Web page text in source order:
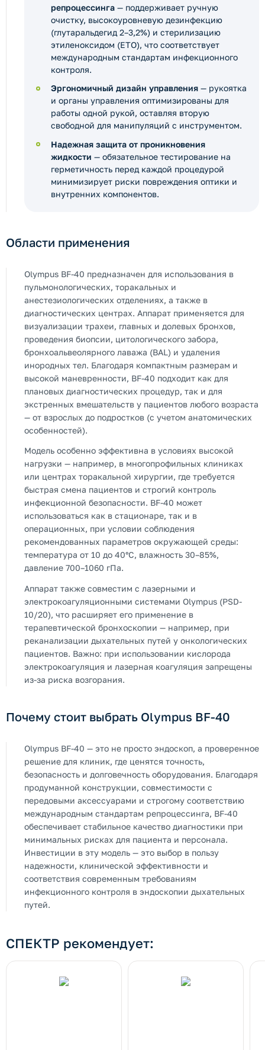
репроцессинга — поддерживает ручную
очистку, высокоуровневую дезинфекцию
(глутаральдегид 2–3,2%) и стерилизацию
этиленоксидом (ETO), что соответствует
международным стандартам инфекционного
контроля.
Эргономичный дизайн управления — рукоятка
и органы управления оптимизированы для
работы одной рукой, оставляя вторую
свободной для манипуляций с инструментом.
Надежная защита от проникновения
жидкости — обязательное тестирование на
герметичность перед каждой процедурой
минимизирует риски повреждения оптики и
внутренних компонентов.
Области применения
Olympus BF-40 предназначен для использования в
пульмонологических, торакальных и
анестезиологических отделениях, а также в
диагностических центрах. Аппарат применяется для
визуализации трахеи, главных и долевых бронхов,
проведения биопсии, цитологического забора,
бронхоальвеолярного лаважа (BAL) и удаления
инородных тел. Благодаря компактным размерам и
высокой маневренности, BF-40 подходит как для
плановых диагностических процедур, так и для
экстренных вмешательств у пациентов любого возраста
— от взрослых до подростков (с учетом анатомических
особенностей).
Модель особенно эффективна в условиях высокой
нагрузки — например, в многопрофильных клиниках
или центрах торакальной хирургии, где требуется
быстрая смена пациентов и строгий контроль
инфекционной безопасности. BF-40 может
использоваться как в стационаре, так и в
операционных, при условии соблюдения
рекомендованных параметров окружающей среды:
температура от 10 до 40°C, влажность 30–85%,
давление 700–1060 гПа.
Аппарат также совместим с лазерными и
электрокоагуляционными системами Olympus (PSD-
10/20), что расширяет его применение в
терапевтической бронхоскопии — например, при
реканализации дыхательных путей у онкологических
пациентов. Важно: при использовании кислорода
электрокоагуляция и лазерная коагуляция запрещены
из-за риска возгорания.
Почему стоит выбрать Olympus BF-40
Olympus BF-40 — это не просто эндоскоп, а проверенное
решение для клиник, где ценятся точность,
безопасность и долговечность оборудования. Благодаря
продуманной конструкции, совместимости с
передовыми аксессуарами и строгому соответствию
международным стандартам репроцессинга, BF-40
обеспечивает стабильное качество диагностики при
минимальных рисках для пациента и персонала.
Инвестиции в эту модель — это выбор в пользу
надежности, клинической эффективности и
соответствия современным требованиям
инфекционного контроля в эндоскопии дыхательных
путей.
СПЕКТР рекомендует: